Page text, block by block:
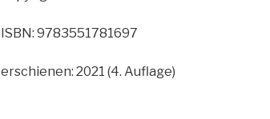
ISBN: 9783551781697
erschienen: 2021 (4. Auflage)